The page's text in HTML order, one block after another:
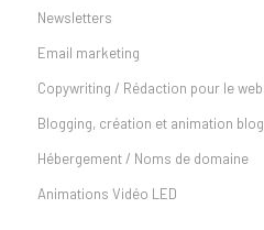
Newsletters
Email marketing
Copywriting / Rédaction pour le web
Blogging, création et animation blog
Hébergement / Noms de domaine
Animations Vidéo LED